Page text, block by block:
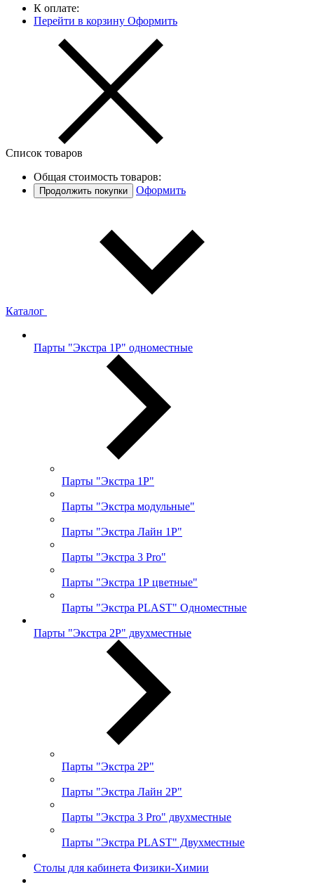
К оплате:
Перейти в корзину Оформить
Список товаров
Общая стоимость товаров:
Продолжить покупки Оформить
Каталог
Парты "Экстра 1Р" одноместные
Парты "Экстра 1Р"
Парты "Экстра модульные"
Парты "Экстра Лайн 1Р"
Парты "Экстра 3 Pro"
Парты "Экстра 1Р цветные"
Парты "Экстра PLAST" Одноместные
Парты "Экстра 2Р" двухместные
Парты "Экстра 2Р"
Парты "Экстра Лайн 2Р"
Парты "Экстра 3 Pro" двухместные
Парты "Экстра PLAST" Двухместные
Столы для кабинета Физики-Химии